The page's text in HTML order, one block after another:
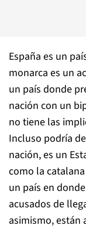
España es un
monarca es un
un país donde
nación con un
no tiene las
Incluso podría
nación, es un
como la
un país en
acusados de
asimismo, están